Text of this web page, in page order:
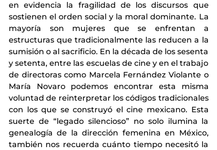
en evidencia la fragilidad de los discursos que
sostienen el orden social y la moral dominante. La
mayoría son mujeres que se enfrentan a
estructuras que tradicionalmente las reducen a la
sumisión o al sacrificio. En la década de los sesenta
y setenta, entre las escuelas de cine y en el trabajo
de directoras como Marcela Fernández Violante o
María Novaro podemos encontrar esta misma
voluntad de reinterpretar los códigos tradicionales
con los que se construyó el cine mexicano. Esta
suerte de “legado silencioso” no solo ilumina la
genealogía de la dirección femenina en México,
también nos recuerda cuánto tiempo necesitó la